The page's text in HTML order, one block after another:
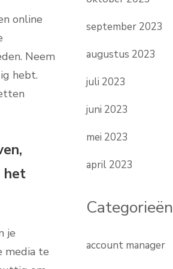
online
Neem
hebt.
het
je
media te
september 2023
augustus 2023
juli 2023
juni 2023
mei 2023
april 2023
Categorieën
account manager